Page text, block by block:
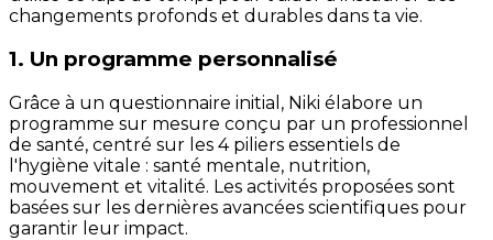
changements profonds et durables dans ta vie.
1. Un programme personnalisé
Grâce à un questionnaire initial, Niki élabore un
programme sur mesure conçu par un professionnel
de santé, centré sur les 4 piliers essentiels de
l'hygiène vitale : santé mentale, nutrition,
mouvement et vitalité. Les activités proposées sont
basées sur les dernières avancées scientifiques pour
garantir leur impact.